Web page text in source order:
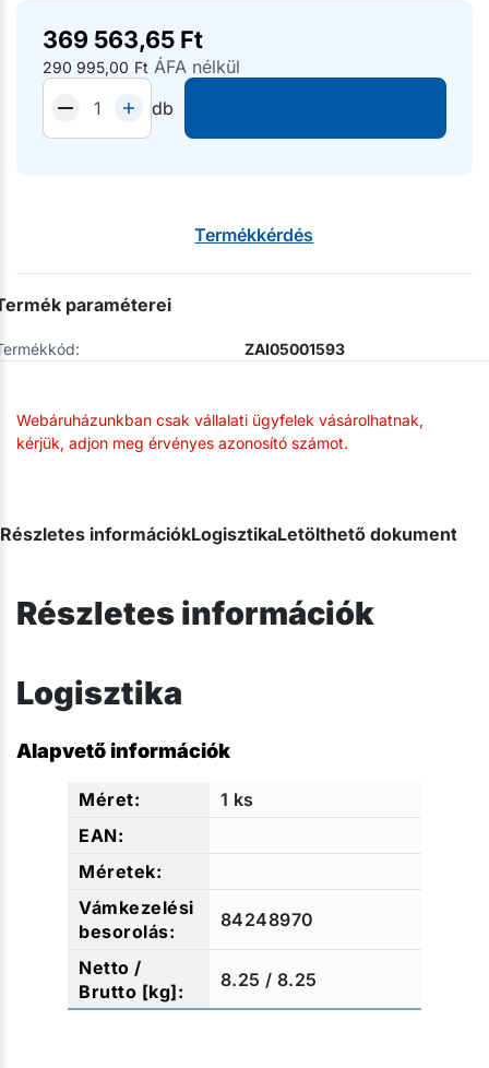
369 563,65 Ft
290 995,00 Ft ÁFA nélkül
db
Webáruházunkban csak vállalati ügyfelek vásárolhatnak,
kérjük, adjon meg érvényes azonosító számot.
Termékkérdés
paraméterei
ZAI05001593
Részletes információkLogisztikaLetölthető
Részletes információk
Logisztika
Alapvető információk
1 ks
84248970
8.25 / 8.25